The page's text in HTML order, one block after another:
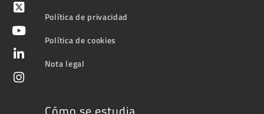
Política de privacidad
Política de cookies
Nota legal